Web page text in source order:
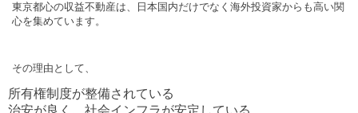
東京都心の収益不動産は、日本国内だけでなく海外投資家からも高い関
心を集めています。
その理由として、
所有権制度が整備されている